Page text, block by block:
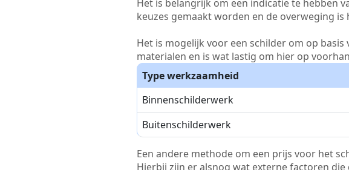
Het is belangrijk om een indicatie te hebben
keuzes gemaakt worden en de overweging
Het is mogelijk voor een schilder om op
materialen en is wat lastig om hier op
Type werkzaamheid
Binnenschilderwerk
Buitenschilderwerk
Een andere methode om een prijs voor het
Hierbij zijn er alsnog wat externe factoren